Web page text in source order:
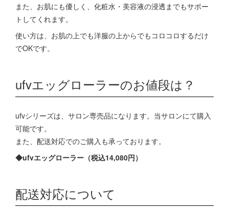
また、お肌にも優しく、化粧水・美容液の浸透までもサポー
トしてくれます。
使い方は、お肌の上でも洋服の上からでもコロコロするだけ
でOKです。
ufvエッグローラーのお値段は？
ufvシリーズは、サロン専売品になります。当サロンにて購入
可能です。
また、配送対応でのご購入も承っております。
◆ufvエッグローラー（税込14,080円）
配送対応について